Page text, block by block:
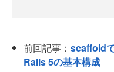
前回記事： scaffold
Rails 5の基本構成